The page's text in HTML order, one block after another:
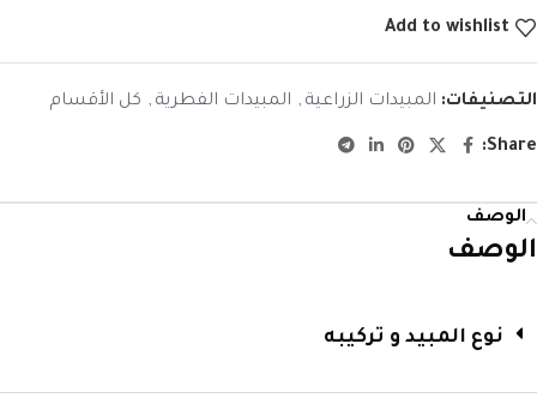
Add to wishlist
التصنيفات: المبيدات الزراعية , المبيدات الفطرية , كل الأقسام
Share:
الوصف
الوصف
نوع المبيد و تركيبه